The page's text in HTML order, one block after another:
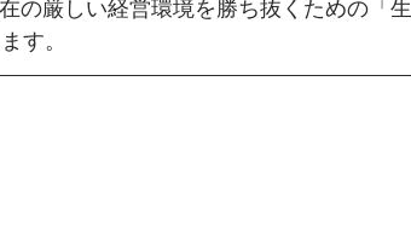
の厳しい経営環境を勝ち抜くための「生
す。